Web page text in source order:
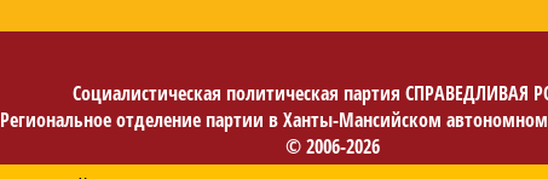
Социалистическая политическая партия СПРАВЕДЛИВАЯ
Региональное отделение партии в Ханты-Мансийском
© 2006-2026
Политика в отношении обработки персональных